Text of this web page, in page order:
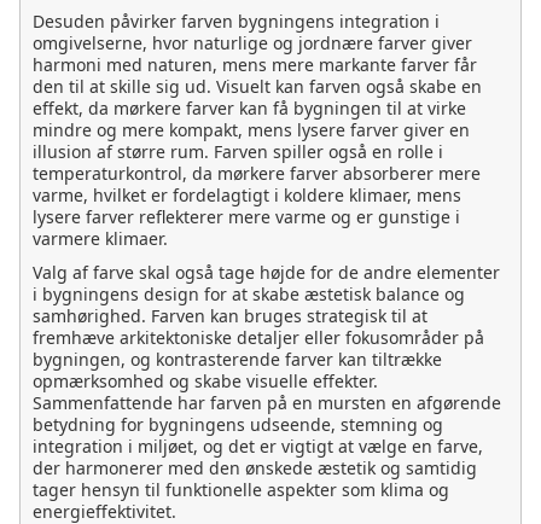
Desuden påvirker farven bygningens integration i
omgivelserne, hvor naturlige og jordnære farver giver
harmoni med naturen, mens mere markante farver får
den til at skille sig ud. Visuelt kan farven også skabe en
effekt, da mørkere farver kan få bygningen til at virke
mindre og mere kompakt, mens lysere farver giver en
illusion af større rum. Farven spiller også en rolle i
temperaturkontrol, da mørkere farver absorberer mere
varme, hvilket er fordelagtigt i koldere klimaer, mens
lysere farver reflekterer mere varme og er gunstige i
varmere klimaer.
Valg af farve skal også tage højde for de andre elementer
i bygningens design for at skabe æstetisk balance og
samhørighed. Farven kan bruges strategisk til at
fremhæve arkitektoniske detaljer eller fokusområder på
bygningen, og kontrasterende farver kan tiltrække
opmærksomhed og skabe visuelle effekter.
Sammenfattende har farven på en mursten en afgørende
betydning for bygningens udseende, stemning og
integration i miljøet, og det er vigtigt at vælge en farve,
der harmonerer med den ønskede æstetik og samtidig
tager hensyn til funktionelle aspekter som klima og
energieffektivitet.